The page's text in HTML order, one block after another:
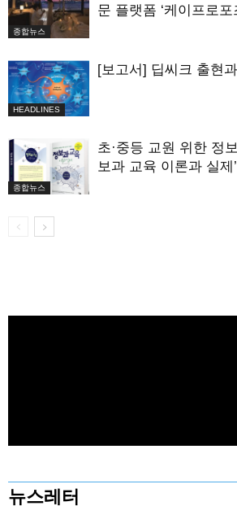
종합뉴스
문 플랫폼 ‘케이프로포
HEADLINES
[보고서] 딥씨크 출현
종합뉴스
초·중등 교원 위한 정
보과 교육 이론과 실제
뉴스레터